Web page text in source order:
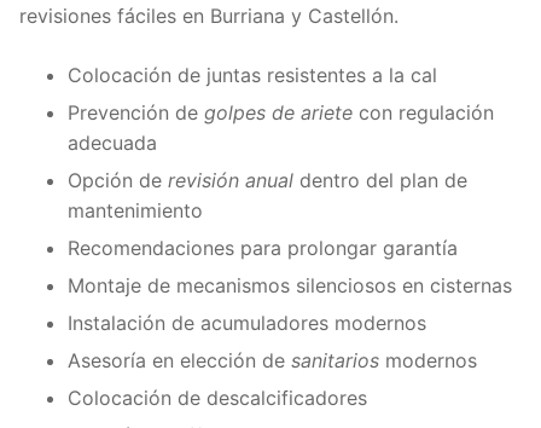
revisiones fáciles en Burriana y Castellón.
Colocación de juntas resistentes a la cal
Prevención de golpes de ariete con regulación
adecuada
Opción de revisión anual dentro del plan de
mantenimiento
Recomendaciones para prolongar garantía
Montaje de mecanismos silenciosos en cisternas
Instalación de acumuladores modernos
Asesoría en elección de sanitarios modernos
Colocación de descalcificadores